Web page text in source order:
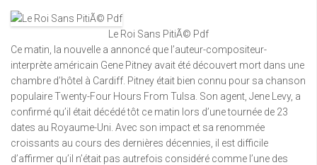
Le Roi Sans PitiÃ© Pdf
Ce matin, la nouvelle a annoncé que l’auteur-compositeur-
interprète américain Gene Pitney avait été découvert mort dans une
chambre d’hôtel à Cardiff. Pitney était bien connu pour sa chanson
populaire Twenty-Four Hours From Tulsa. Son agent, Jene Levy, a
confirmé qu’il était décédé tôt ce matin lors d’une tournée de 23
dates au Royaume-Uni. Avec son impact et sa renommée
croissants au cours des dernières décennies, il est difficile
d’affirmer qu’il n’était pas autrefois considéré comme l’une des